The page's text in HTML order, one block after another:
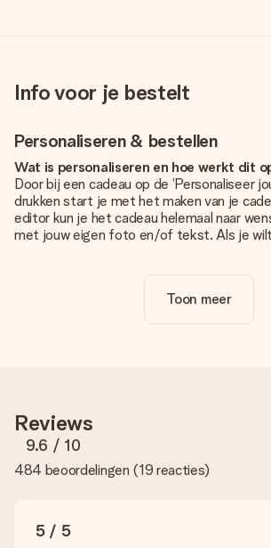
Info voor je bestelt
Personaliseren & bestellen
Wat is personaliseren en hoe werkt dit
Door bij een cadeau op de ‘Personaliseer
drukken start je met het maken van je
editor kun je het cadeau helemaal naar
met jouw eigen foto en/of tekst. Als je
Is personalisatie in de prijs inbegrepen?
De prijs die op de website wordt getoond
te gebruiken. Als je niet zeker bent over de
foto, neem dan contact op met onze
je foto mee met het cadeau dat je wilt
de kwaliteit dan voor je controleren!
Je kan gebruik maken van JPG en PNG
uploaden in onze editor. Is dit te technisch
Toon meer
Reviews
9.6 / 10
484 beoordelingen (19 reacties)
5 / 5